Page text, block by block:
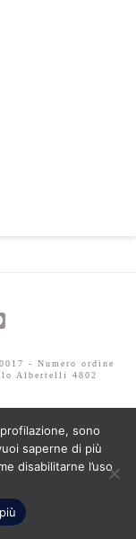
- Numero ordine
Albertelli 4802
sono
saperne di più
disabilitarne l’uso